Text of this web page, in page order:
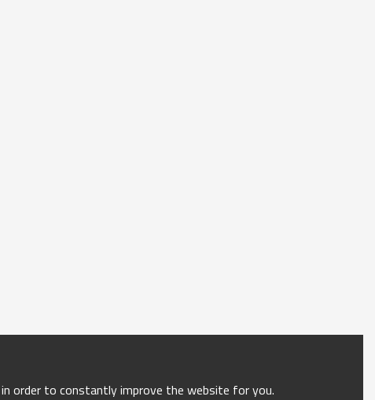
order to constantly improve the website for you.